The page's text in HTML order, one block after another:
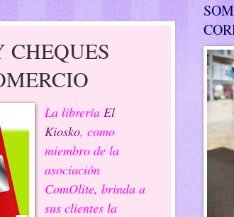
CHEQUES
La librería El
Kiosko, como
miembro de la
asociación
ComOlite, brinda a
sus clientes la